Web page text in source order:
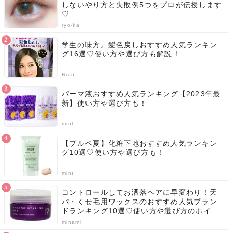
しないやり方と失敗例5つをプロが伝授します
♡
ryo-ka
学生の味方。髪色戻しおすすめ人気ランキン
グ16選♡使い方や選び方も解説！
Rion
パーマ液おすすめ人気ランキング【2023年最
新】使い方や選び方も！
mint
【ブルベ夏】化粧下地おすすめ人気ランキン
グ10選♡使い方や選び方も！
mint
コントロールしてお洒落ヘアに早変わり！天
パ・くせ毛用ワックスのおすすめ人気ブラン
ドランキング10選♡使い方や選び方のポイ...
minami